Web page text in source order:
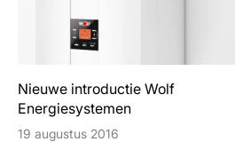
Nieuwe introductie Wolf
Energiesystemen
19 augustus 2016